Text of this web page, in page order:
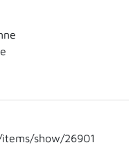
show/26901